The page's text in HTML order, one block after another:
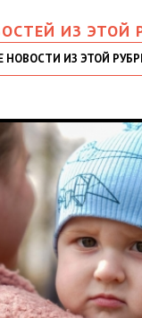
ИЗ ЭТОЙ
НОВОСТИ ИЗ ЭТОЙ